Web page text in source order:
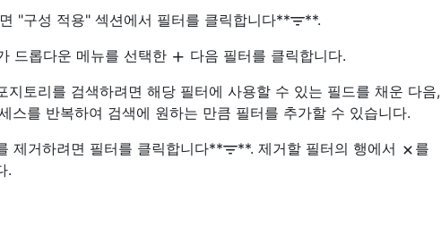
"구성 적용" 섹션에서 필터를 클릭합니다**
**.
드롭다운 메뉴를 선택한
다음 필터를 클릭합니다.
지토리를 검색하려면 해당 필터에 사용할 수 있는 필드를 채운 다음,
스를 반복하여 검색에 원하는 만큼 필터를 추가할 수 있습니다.
제거하려면 필터를 클릭합니다**
**. 제거할 필터의 행에서
를
.